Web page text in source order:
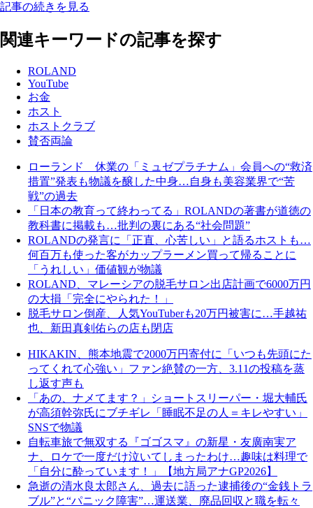
記事の続きを見る
関連キーワードの記事を探す
ROLAND
YouTube
お金
ホスト
ホストクラブ
賛否両論
ローランド 休業の「ミュゼプラチナム」会員への“救済
措置”発表も物議を醸した中身…自身も美容業界で“苦
戦”の過去
「日本の教育って終わってる」ROLANDの著書が道徳の
教科書に掲載も…批判の裏にある“社会問題”
ROLANDの発言に「正直、心苦しい」と語るホストも…
何百万も使った客がカップラーメン買って帰ることに
「うれしい」価値観が物議
ROLAND、マレーシアの脱毛サロン出店計画で6000万円
の大損「完全にやられた！」
脱毛サロン倒産、人気YouTuberも20万円被害に…手越祐
也、新田真剣佑らの店も閉店
HIKAKIN、熊本地震で2000万円寄付に「いつも先頭にた
ってくれて心強い」ファン絶賛の一方、3.11の投稿を蒸
し返す声も
「あの、ナメてます？」ショートスリーパー・堀大輔氏
が高須幹弥氏にブチギレ「睡眠不足の人＝キレやすい」
SNSで物議
自転車旅で無双する『ゴゴスマ』の新星・友廣南実ア
ナ、ロケで一度だけ泣いてしまったわけ…趣味は料理で
「自分に酔っています！」【地方局アナGP2026】
急逝の清水良太郎さん、過去に語った逮捕後の“金銭トラ
ブル”と“パニック障害”…運送業、廃品回収と職を転々